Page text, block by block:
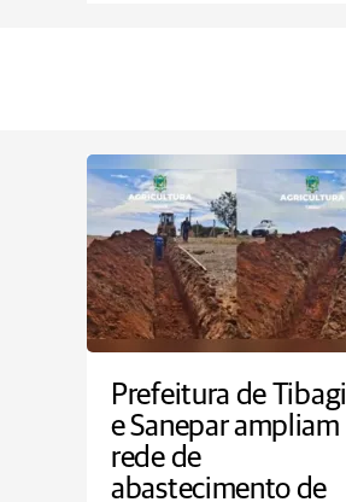
Prefeitura de Tibagi
e Sanepar ampliam
rede de
abastecimento de